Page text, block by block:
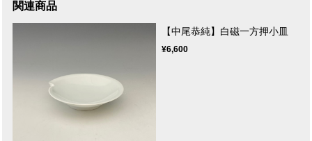
関連商品
【中尾恭純】白磁一方押小皿
¥6,600